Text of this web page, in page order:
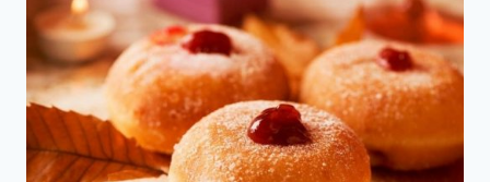
Azucar
(Donuts)